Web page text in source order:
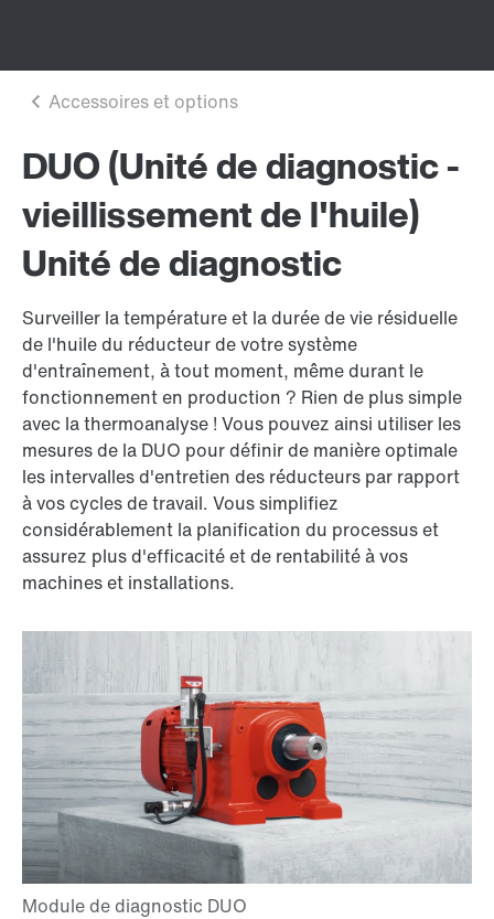
DUO (Unité de diagnostic -
vieillissement de l'huile)
Unité de diagnostic
Surveiller la température et la durée de vie résiduelle
de l'huile du réducteur de votre système
d'entraînement, à tout moment, même durant le
fonctionnement en production ? Rien de plus simple
avec la thermoanalyse ! Vous pouvez ainsi utiliser les
mesures de la DUO pour définir de manière optimale
les intervalles d'entretien des réducteurs par rapport
à vos cycles de travail. Vous simplifiez
considérablement la planification du processus et
assurez plus d'efficacité et de rentabilité à vos
machines et installations.